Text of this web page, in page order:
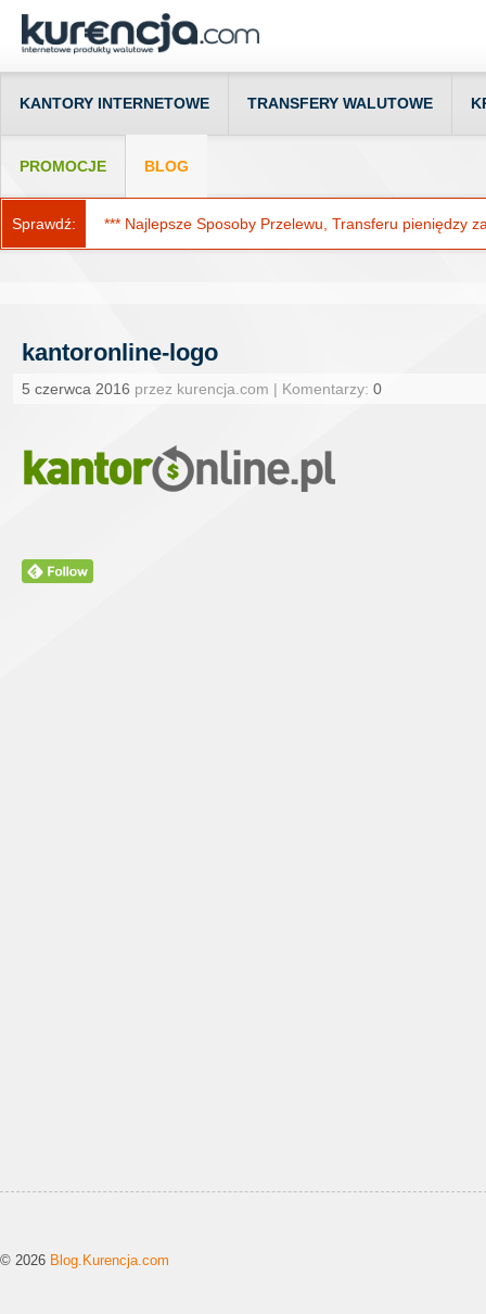
KANTORY INTERNETOWE TRANSFERY WALUTOWE
PROMOCJE BLOG
Sprawdź: *** Najlepsze Sposoby Przelewu, Transferu pieniędzy
kantoronline-logo
5 czerwca 2016 przez kurencja.com | Komentarzy: 0
© 2026 Blog.Kurencja.com